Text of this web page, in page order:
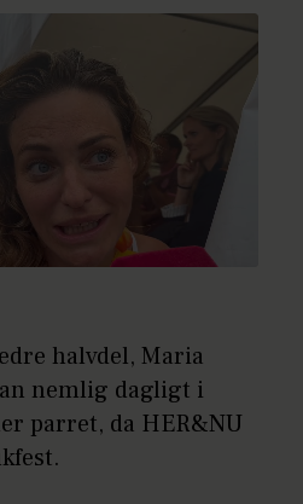
halvdel, Maria
nemlig dagligt i
parret, da HER&NU